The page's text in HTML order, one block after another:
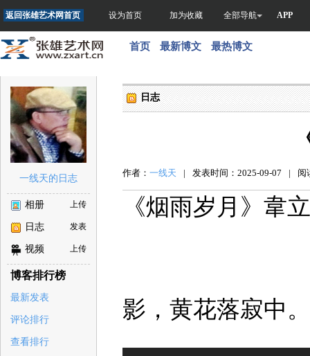
返回张雄艺术网首页 设为首页 加为收藏 全部导航 APP
首页 最新博文 最热博文
一线天的日志
相册 上传
日志 发表
视频 上传
博客排行榜
最新发表
评论排行
查看排行
日志
作者： 一线天 | 发表时间：2025-09-07 | 阅
《烟雨岁月》韋
影，黄花落寂中。